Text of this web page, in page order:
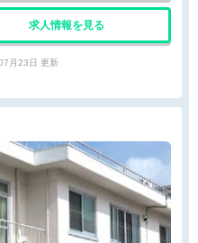
求人情報を見る
月23日 更新